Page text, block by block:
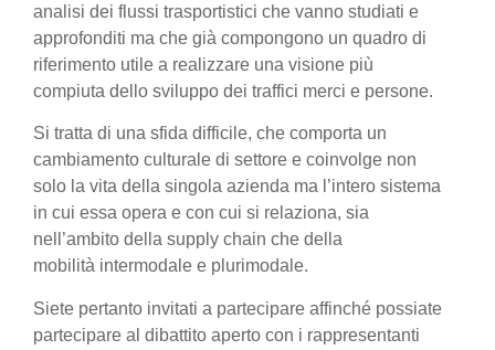
analisi dei flussi trasportistici che vanno studiati e
approfonditi ma che già compongono un quadro di
riferimento utile a realizzare una visione più
compiuta dello sviluppo dei traffici merci e persone.
Si tratta di una sfida difficile, che comporta un
cambiamento culturale di settore e coinvolge non
solo la vita della singola azienda ma l’intero sistema
in cui essa opera e con cui si relaziona, sia
nell’ambito della supply chain che della
mobilità intermodale e plurimodale.
Siete pertanto invitati a partecipare affinché possiate
partecipare al dibattito aperto con i rappresentanti